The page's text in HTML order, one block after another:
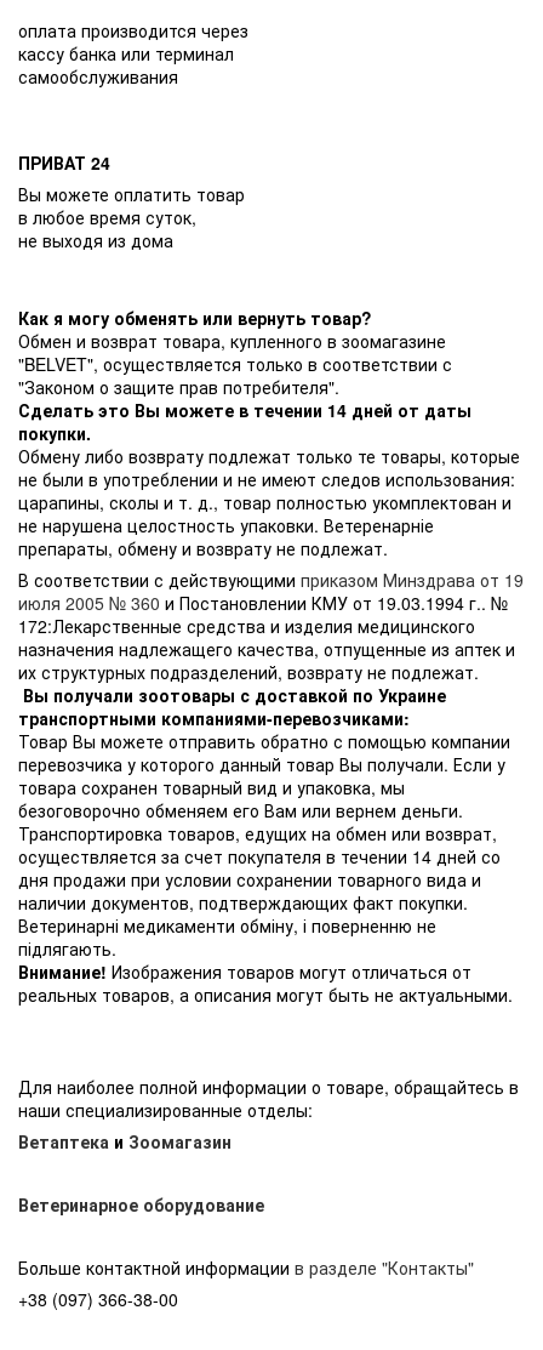
оплата производится через
кассу банка или терминал
самообслуживания
ПРИВАТ 24
Вы можете оплатить товар
в любое время суток,
не выходя из дома
Как я могу обменять или вернуть товар?
Обмен и возврат товара, купленного в зоомагазине
"BELVET", осуществляется только в соответствии с
"Законом о защите прав потребителя".
Сделать это Вы можете в течении 14 дней от даты
покупки.
Обмену либо возврату подлежат только те товары, которые
не были в употреблении и не имеют следов использования:
царапины, сколы и т. д., товар полностью укомплектован и
не нарушена целостность упаковки. Ветеренарніе
препараты, обмену и возврату не подлежат.
В соответствии с действующими приказом Минздрава от 19
июля 2005 № 360 и Постановлении КМУ от 19.03.1994 г.. №
172:Лекарственные средства и изделия медицинского
назначения надлежащего качества, отпущенные из аптек и
их структурных подразделений, возврату не подлежат.
Вы получали зоотовары с доставкой по Украине
транспортными компаниями-перевозчиками:
Товар Вы можете отправить обратно с помощью компании
перевозчика у которого данный товар Вы получали. Если у
товара сохранен товарный вид и упаковка, мы
безоговорочно обменяем его Вам или вернем деньги.
Транспортировка товаров, едущих на обмен или возврат,
осуществляется за счет покупателя в течении 14 дней со
дня продажи при условии сохранении товарного вида и
наличии документов, подтверждающих факт покупки.
Ветеринарні медикаменти обміну, і поверненню не
підлягають.
Внимание! Изображения товаров могут отличаться от
реальных товаров, а описания могут быть не актуальными.
Для наиболее полной информации о товаре, обращайтесь в
наши специализированные отделы:
Ветаптека и Зоомагазин
Ветеринарное оборудование
Больше контактной информации в разделе "Контакты"
+38 (097) 366-38-00